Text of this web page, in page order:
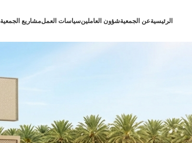
الرئيسيةعن الجمعيةشؤون العاملينسياسات العملمشاريع الجمعية